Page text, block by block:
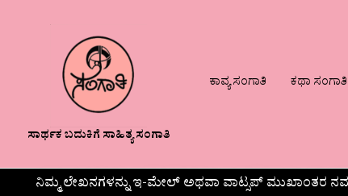
ಸಾರ್ಥಕ ಬದುಕಿಗೆ ಸಾಹಿತ್ಯ ಸಂಗಾತಿ
ಕಾವ್ಯ ಸಂಗಾತಿ ಕಥಾ ಸಂಗಾತಿ
ನಿಮ್ಮ ಲೇಖನಗಳನ್ನು ಇ-ಮೇಲ್ ಅಥವಾ ವಾಟ್ಸಪ್ ಮುಖಾಂತರ